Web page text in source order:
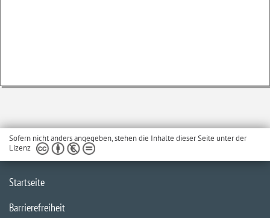
Sofern nicht anders angegeben, stehen die Inhalte dieser Seite unter der
Lizenz
Startseite
Barrierefreiheit